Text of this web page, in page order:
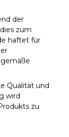
der
zum
haftet für
Qualität und
wird
zu